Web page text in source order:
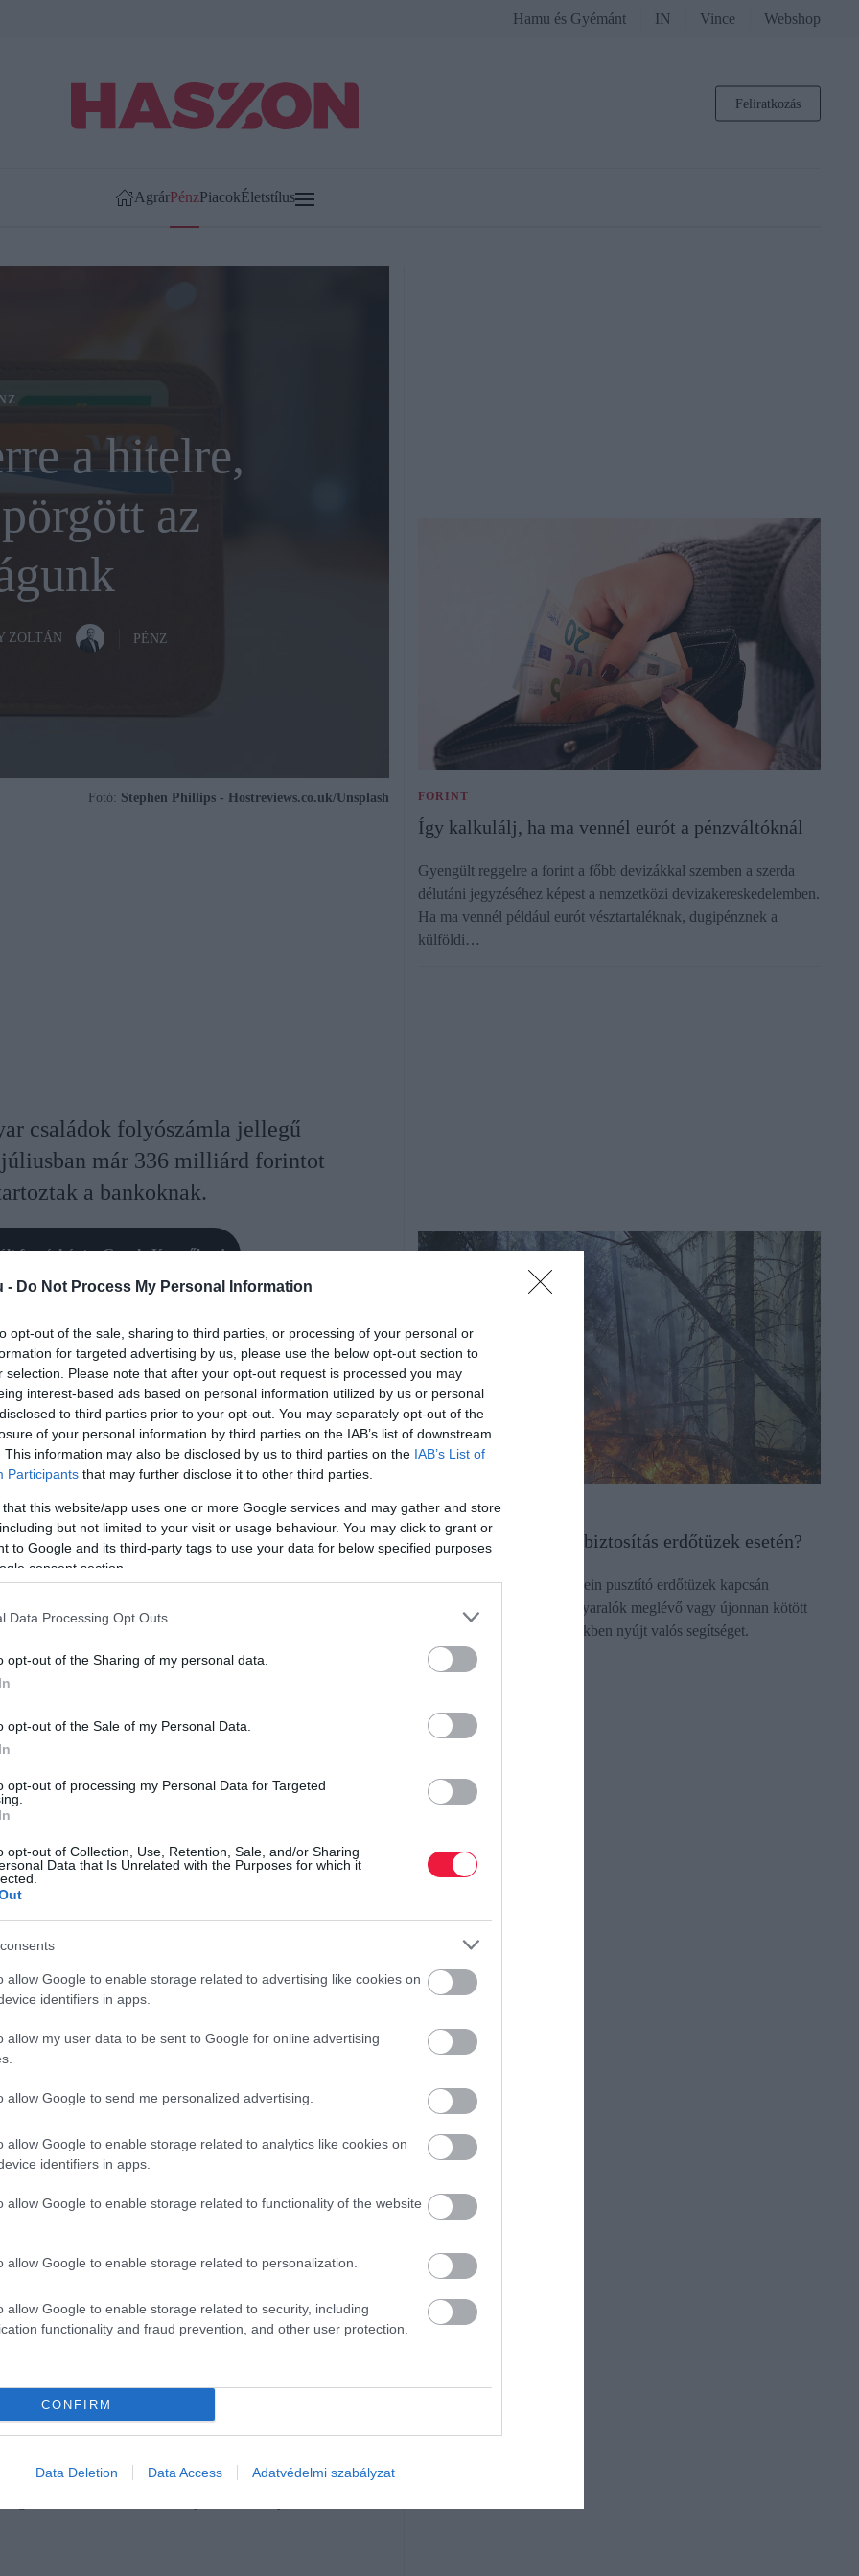
- Do Not Process My Personal Information
opt-out of the sale, sharing to third parties, or processing of your personal or
for targeted advertising by us, please use the below opt-out section to
selection. Please note that after your opt-out request is processed you may
interest-based ads based on personal information utilized by us or personal
to third parties prior to your opt-out. You may separately opt-out of the
of your personal information by third parties on the IAB’s list of downstream
This information may also be disclosed by us to third parties on the IAB’s List of
Participants that may further disclose it to other third parties.
that this website/app uses one or more Google services and may gather and store
but not limited to your visit or usage behaviour. You may click to grant or
to Google and its third-party tags to use your data for below specified purposes
consent section.
Data Processing Opt Outs
opt-out of the Sharing of my personal data.
opt-out of the Sale of my Personal Data.
opt-out of processing my Personal Data for Targeted
opt-out of Collection, Use, Retention, Sale, and/or Sharing
Data that Is Unrelated with the Purposes for which it
allow Google to enable storage related to advertising like cookies on
identifiers in apps.
allow my user data to be sent to Google for online advertising
allow Google to send me personalized advertising.
allow Google to enable storage related to analytics like cookies on
identifiers in apps.
allow Google to enable storage related to functionality of the website
allow Google to enable storage related to personalization.
allow Google to enable storage related to security, including
functionality and fraud prevention, and other user protection.
CONFIRM
Data Deletion Data Access Adatvédelmi szabályzat
Hamu és Gyémánt IN Vince Webshop
Feliratkozás
AgrárPénzPiacokÉletstílus
a hitelre,
az
ZOLTÁN PÉNZ
Fotó: Stephen Phillips - Hostreviews.co.uk/Unsplash
családok folyószámla jellegű
már 336 milliárd forintot
a bankoknak.
forrásként a Google Keresőben!
hitelcsúcshoz képest, az a tartozások szerkezete. A
van: 2025 július végére a folyószámlahitel egyenlegek
szintekkel utoljára 2019 őszén találkozhattunk –
7,6 százalékkal növekedett, sőt 2025 során még
A hitelkeret kihasználás az inflációt meghaladó
165 milliárd forint körül volt a lakosság kamatozó
számító júniusi 166,8 milliárd forinthoz képest júliusra
ám a
év után ismét tartósan növekedni kezdett a kibocsátott
emelkedő hitelkártya-tartozás hasonló mértékű
az egy hitelkártyára jutó 140 ezer forint körüli tartozás
Gergely Péter.
néhány hétig vagy 2-3 hónapig
helyett vonzóbbnak tűnnek a folyószámlahitelek,
, mind a folyószámlahitel-kamatok messze
százalék alatt volt.
kamatok 3 millió forintos személyi
idén június-júliusi összevetésben, ami 15,3%-os
adataiszerint.
2024 júliusi 80,09 milliárd forintot33,6%-kalmúlta felül a
is jelentős mértékben, a júniusi 31 875-ről
bővülés mértéke év/év alapon, ugyanis tavaly júliusban
A 2025-ös év szóban forgó időszakában 634,3
ami 40,5%-os bővülést jelent a tavalyi év azonos
FORINT
Így kalkulálj, ha ma vennél eurót a pénzváltóknál
Gyengült reggelre a forint a főbb devizákkal szemben a szerda
délutáni jegyzéséhez képest a nemzetközi devizakereskedelemben.
Ha ma vennél például eurót vésztartaléknak, dugipénznek a
külföldi…
BIZTOSÍTÁS
Mit ér a külföldi utasbiztosítás erdőtüzek esetén?
Európa népszerű üdülőhelyein pusztító erdőtüzek kapcsán
felmerül a kérdés, hogy a nyaralók meglévő vagy újonnan kötött
utasbiztosítása milyen esetekben nyújt valós segítséget.
rectangle